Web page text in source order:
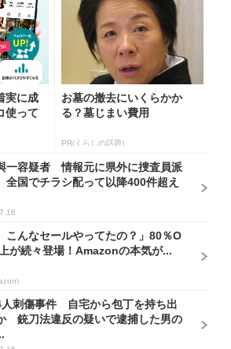
実に成
使って
お墓の撤去にいくらかか
る？墓じまい費用
PR(くらしの話題)
一容疑者 情報元に県外に捜査員派
国でチラシ配って以降400件超え
こんなセールやってたの？」80％O
が続々登場！Amazonの本気が...
人刺傷事件 自宅から包丁を持ち出
銃刀法違反の疑いで逮捕した男の